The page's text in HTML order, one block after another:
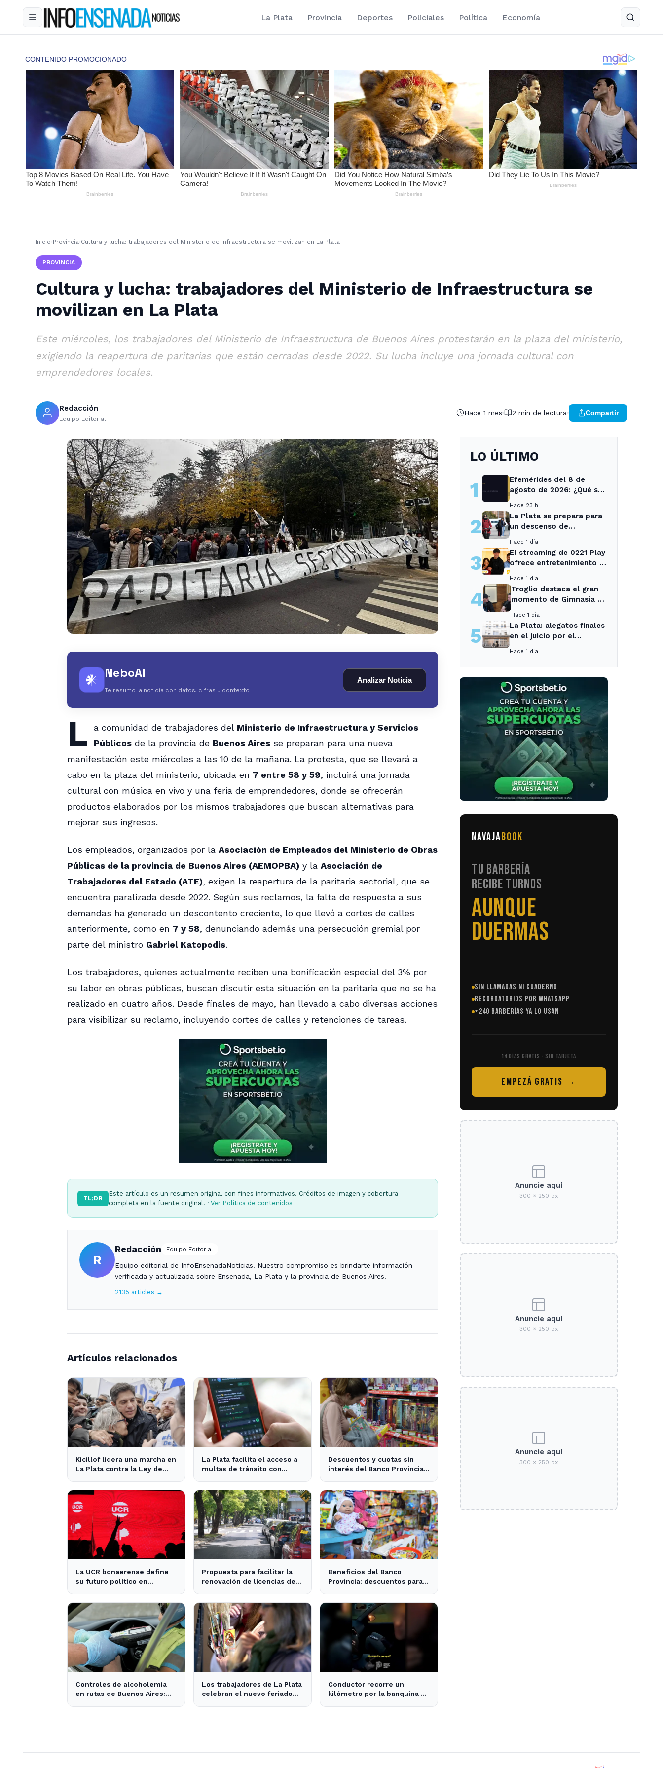
La Plata Provincia Deportes Policiales Política Economía
Inicio ›Provincia›Cultura y lucha: trabajadores del Ministerio de Infraestructura se movilizan en La Plata
PROVINCIA
Cultura y lucha: trabajadores del Ministerio de Infraestructura se
movilizan en La Plata
Este miércoles, los trabajadores del Ministerio de Infraestructura de Buenos Aires protestarán en la plaza del ministerio,
exigiendo la reapertura de paritarias que están cerradas desde 2022. Su lucha incluye una jornada cultural con
emprendedores locales.
Redacción
Equipo Editorial
Hace 1 mes 2 min de lectura Compartir
𒀭 NeboAI
Te resumo la noticia con datos, cifras y contexto
Analizar Noticia
L a comunidad de trabajadores del Ministerio de Infraestructura y Servicios
Públicosde la provincia de Buenos Airesse preparan para una nueva
manifestación este miércoles a las 10 de la mañana. La protesta, que se llevará a
cabo en la plaza del ministerio, ubicada en 7 entre 58 y 59, incluirá una jornada
cultural con música en vivo y una feria de emprendedores, donde se ofrecerán
productos elaborados por los mismos trabajadores que buscan alternativas para
mejorar sus ingresos.
Los empleados, organizados por la Asociación de Empleados del Ministerio de Obras
Públicas de la provincia de Buenos Aires (AEMOPBA) y la Asociación de
Trabajadores del Estado (ATE), exigen la reapertura de la paritaria sectorial, que se
encuentra paralizada desde 2022. Según sus reclamos, la falta de respuesta a sus
demandas ha generado un descontento creciente, lo que llevó a cortes de calles
anteriormente, como en 7 y 58, denunciando además una persecución gremial por
parte del ministro Gabriel Katopodis.
Los trabajadores, quienes actualmente reciben una bonificación especial del 3% por
su labor en obras públicas, buscan discutir esta situación en la paritaria que no se ha
realizado en cuatro años. Desde finales de mayo, han llevado a cabo diversas acciones
para visibilizar su reclamo, incluyendo cortes de calles y retenciones de tareas.
TL;DR
Este artículo es un resumen original con fines informativos. Créditos de imagen y cobertura
completa en la fuente original. · Ver Política de contenidos
R
Redacción Equipo Editorial
Equipo editorial de InfoEnsenadaNoticias. Nuestro compromiso es brindarte información
verificada y actualizada sobre Ensenada, La Plata y la provincia de Buenos Aires.
2135 articles →
Artículos relacionados
Kicillof lidera una marcha en
La Plata contra la Ley de
La Plata facilita el acceso a
multas de tránsito con
Descuentos y cuotas sin
interés del Banco Provincia
La UCR bonaerense define
su futuro político en
Propuesta para facilitar la
renovación de licencias de
Beneficios del Banco
Provincia: descuentos para
Controles de alcoholemia
en rutas de Buenos Aires:
Los trabajadores de La Plata
celebran el nuevo feriado
Conductor recorre un
kilómetro por la banquina en
LO ÚLTIMO
1
Efemérides del 8 de
agosto de 2026: ¿Qué se
Hace 23 h
2
La Plata se prepara para
un descenso de
Hace 1 día
3
El streaming de 0221 Play
ofrece entretenimiento y
de La Plata y Ensenada.
Hace 1 día
4
Troglio destaca el gran
momento de Gimnasia y
entrenador
Hace 1 día
5
La Plata: alegatos finales
en el juicio por el
Hace 1 día
NAVAJABOOK
TU BARBERÍA
RECIBE TURNOS
SIN LLAMADAS
SIN LLAMADAS NI CUADERNO
RECORDATORIOS POR WHATSAPP
+240 BARBERÍAS YA LO USAN
14 DÍAS GRATIS · SIN TARJETA
EMPEZÁ GRATIS →
Anuncie aquí
300 × 250 px
Anuncie aquí
300 × 250 px
Anuncie aquí
300 × 250 px